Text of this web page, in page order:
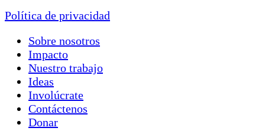
Política de privacidad
Sobre nosotros
Impacto
Nuestro trabajo
Ideas
Involúcrate
Contáctenos
Donar